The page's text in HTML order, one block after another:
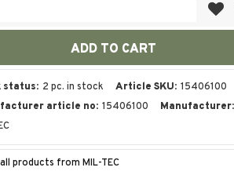
status 2 pc. in stock Article SKU 15406100
article no 15406100
Manufacturer
products from MIL-TEC